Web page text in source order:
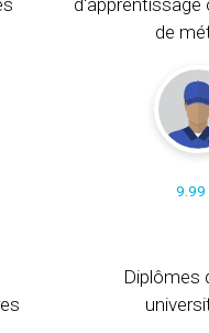
de
9.99
Diplômes